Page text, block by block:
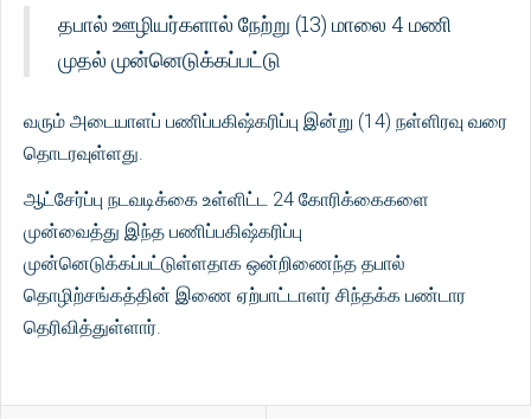
தபால் ஊழியர்களால் நேற்று (13) மாலை 4 மணி
முதல் முன்னெடுக்கப்பட்டு
வரும் அடையாளப் பணிப்பகிஷ்கரிப்பு இன்று (14) நள்ளிரவு வரை
தொடரவுள்ளது.
ஆட்சேர்ப்பு நடவடிக்கை உள்ளிட்ட 24 கோரிக்கைகளை
முன்வைத்து இந்த பணிப்பகிஷ்கரிப்பு
முன்னெடுக்கப்பட்டுள்ளதாக ஒன்றிணைந்த தபால்
தொழிற்சங்கத்தின் இணை ஏற்பாட்டாளர் சிந்தக்க பண்டார
தெரிவித்துள்ளார்.